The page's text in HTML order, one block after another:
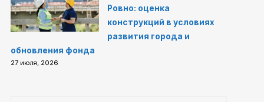
Ровно: оценка
конструкций в условиях
развития города и
обновления фонда
27 июля, 2026